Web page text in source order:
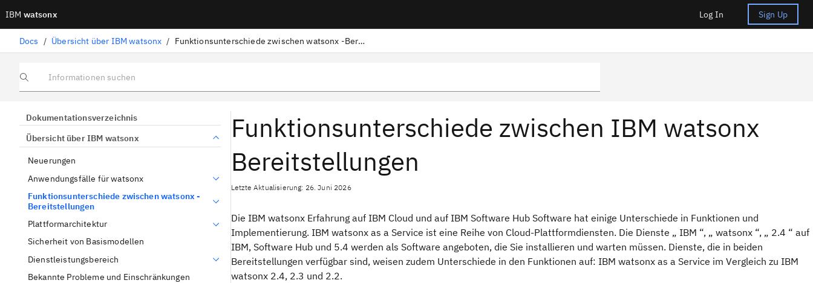
IBM watsonx Log In Sign Up
Docs / Übersicht über IBM watsonx / Funktionsunterschiede zwischen watsonx -Bereitstellungen
Informationen suchen
Dokumentationsverzeichnis
Übersicht über IBM watsonx
Neuerungen
Anwendungsfälle für watsonx
Funktionsunterschiede zwischen watsonx -
Bereitstellungen
Plattformarchitektur
Sicherheit von Basismodellen
Dienstleistungsbereich
Bekannte Probleme und Einschränkungen
Funktionsunterschiede zwischen IBM watsonx
Bereitstellungen
Letzte Aktualisierung: 26. Juni 2026
Die IBM watsonx Erfahrung auf IBM Cloud und auf IBM Software Hub Software hat einige Unterschiede in Funktionen und
Implementierung. IBM watsonx as a Service ist eine Reihe von Cloud-Plattformdiensten. Die Dienste „ IBM “, „ watsonx “, „ 2.4 “ auf
IBM, Software Hub und 5.4 werden als Software angeboten, die Sie installieren und warten müssen. Dienste, die in beiden
Bereitstellungen verfügbar sind, weisen zudem Unterschiede in den Funktionen auf: IBM watsonx as a Service im Vergleich zu IBM
watsonx 2.4, 2.3 und 2.2.